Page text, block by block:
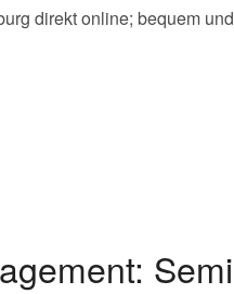
direkt online; bequem